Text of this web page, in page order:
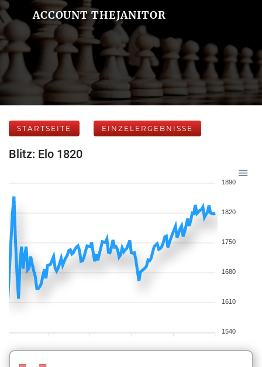
ACCOUNT THEJANITOR
STARTSEITE EINZELERGEBNISSE
Blitz: Elo 1820
1890
1820
1750
1680
1610
1540